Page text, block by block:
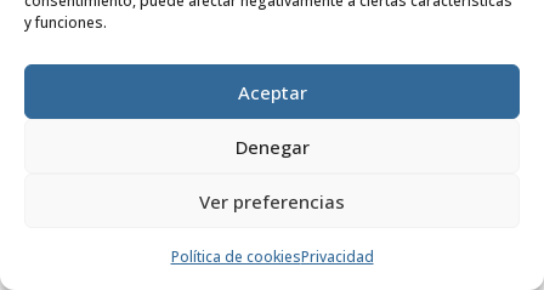
y funciones.
Aceptar
Denegar
Ver preferencias
Política de cookiesPrivacidad